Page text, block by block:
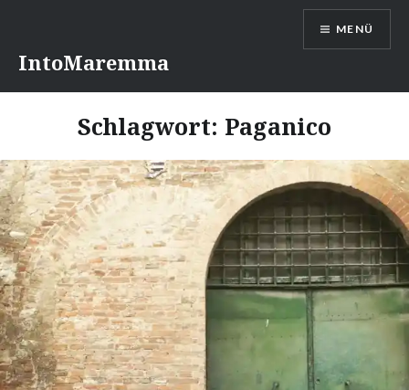
InhaltIntoMaremma
MENÜ
Schlagwort: Paganico